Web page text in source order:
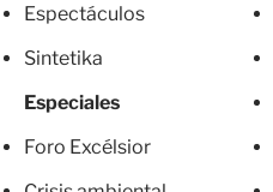
Espectáculos
Sintetika
Especiales
Foro Excélsior